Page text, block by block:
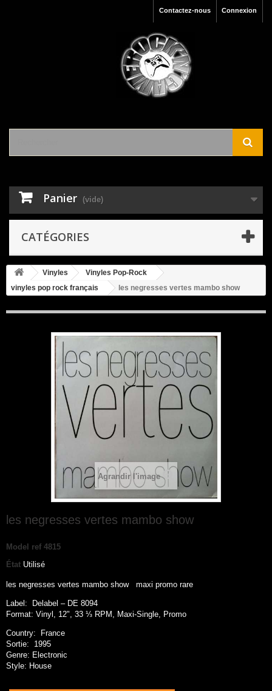
Connexion
Contactez-nous
Panier (vide)
CATÉGORIES
Vinyles
Vinyles Pop-Rock
vinyles pop rock français
les negresses vertes mambo show
Agrandir l'image
les negresses vertes mambo show
Model ref 4815
État Utilisé
les negresses vertes mambo show maxi promo rare
Label: Delabel ‎– DE 8094
Format: Vinyl, 12", 33 ⅓ RPM, Maxi-Single, Promo
Country: France
Sortie: 1995
Genre: Electronic
Style: House